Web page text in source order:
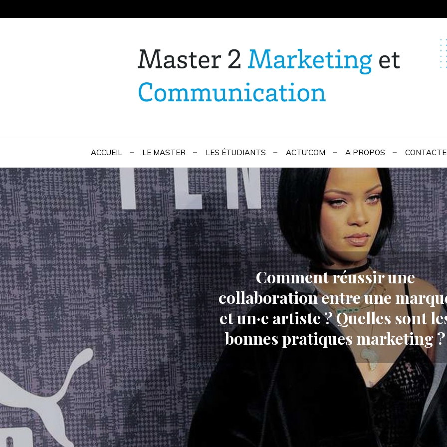
to
Master Marketing et Communication
ACCUEIL LE MASTER LES ÉTUDIANTS ACTU’COM A PROPOS
Comment réussir une
collaboration entre une
et un·e artiste ? Quelles sont
bonnes pratiques marketing ?